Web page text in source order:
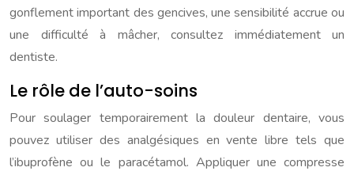
gonflement important des gencives, une sensibilité accrue ou
une difficulté à mâcher, consultez immédiatement un
dentiste.
Le rôle de l’auto-soins
Pour soulager temporairement la douleur dentaire, vous
pouvez utiliser des analgésiques en vente libre tels que
l’ibuprofène ou le paracétamol. Appliquer une compresse